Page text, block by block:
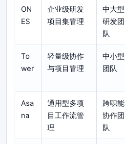
ON
ES
企业级研发
项目集管理
中大型
研发团
队
To
wer
轻量级协作
与项目管理
中小型
团队
Asa
na
通用型多项
目工作流管
理
跨职能
协作团
队